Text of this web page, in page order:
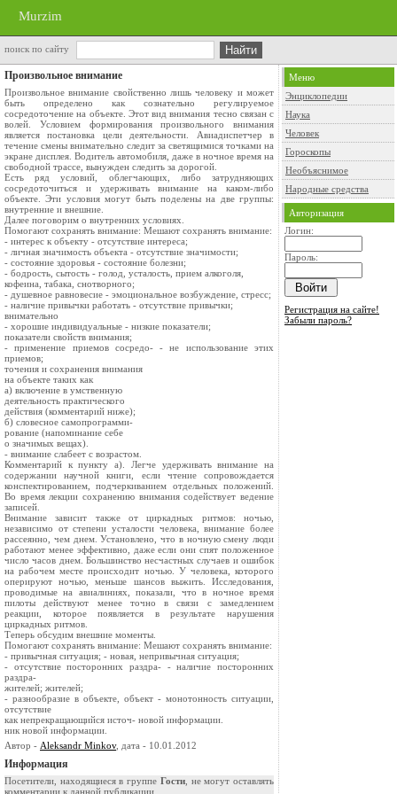
Murzim
поиск по сайту
Произвольное внимание
Произвольное внимание свойственно лишь человеку и может
быть определено как сознательно регулируемое
сосредоточение на объекте. Этот вид внимания тесно связан с
волей. Условием формирования произвольного внимания
является постановка цели деятельности. Авиадиспетчер в
течение смены внимательно следит за светящимися точками на
экране дисплея. Водитель автомобиля, даже в ночное время на
свободной трассе, вынужден следить за дорогой.
Есть ряд условий, облегчающих, либо затрудняющих
сосредоточиться и удерживать внимание на каком-либо
объекте. Эти условия могут быть поделены на две группы:
внутренние и внешние.
Далее поговорим о внутренних условиях.
Помогают сохранять внимание: Мешают сохранять внимание:
- интерес к объекту - отсутствие интереса;
- личная значимость объекта - отсутствие значимости;
- состояние здоровья - состояние болезни;
- бодрость, сытость - голод, усталость, прием алкоголя,
кофеина, табака, снотворного;
- душевное равновесие - эмоциональное возбуждение, стресс;
- наличие привычки работать - отсутствие привычки;
внимательно
- хорошие индивидуальные - низкие показатели;
показатели свойств внимания;
- применение приемов сосредо- - не использование этих
приемов;
точения и сохранения внимания
на объекте таких как
а) включение в умственную
деятельность практического
действия (комментарий ниже);
б) словесное самопрограмми-
рование (напоминание себе
о значимых вещах).
- внимание слабеет с возрастом.
Комментарий к пункту а). Легче удерживать внимание на
содержании научной книги, если чтение сопровождается
конспектированием, подчеркиванием отдельных положений.
Во время лекции сохранению внимания содействует ведение
записей.
Внимание зависит также от циркадных ритмов: ночью,
независимо от степени усталости человека, внимание более
рассеянно, чем днем. Установлено, что в ночную смену люди
работают менее эффективно, даже если они спят положенное
число часов днем. Большинство несчастных случаев и ошибок
на рабочем месте происходит ночью. У человека, которого
оперируют ночью, меньше шансов выжить. Исследования,
проводимые на авиалиниях, показали, что в ночное время
пилоты действуют менее точно в связи с замедлением
реакции, которое появляется в результате нарушения
циркадных ритмов.
Теперь обсудим внешние моменты.
Помогают сохранять внимание: Мешают сохранять внимание:
- привычная ситуация; - новая, непривычная ситуация;
- отсутствие посторонних раздра- - наличие посторонних
раздра-
жителей; жителей;
- разнообразие в объекте, объект - монотонность ситуации,
отсутствие
как непрекращающийся источ- новой информации.
ник новой информации.
Автор - Aleksandr Minkov, дата - 10.01.2012
Информация
Посетители, находящиеся в группе Гости, не могут оставлять
комментарии к данной публикации.
Меню
Энциклопедии
Наука
Человек
Гороскопы
Необъяснимое
Народные средства
Авторизация
Логин:
Пароль:
Регистрация на сайте!
Забыли пароль?